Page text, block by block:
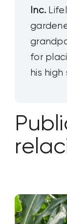
Inc.
for
his high